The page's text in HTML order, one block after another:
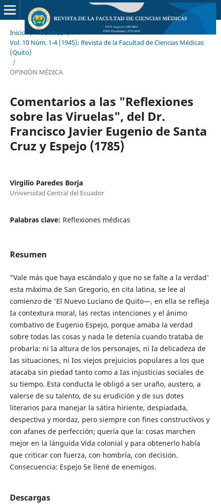
Inicio / Archivos /
Vol. 10 Núm. 1-4 (1945): Revista de la Facultad de Ciencias Médicas
(Quito)
/
OPINIÓN MÉDICA
Comentarios a las "Reflexiones
sobre las Viruelas", del Dr.
Francisco Javier Eugenio de Santa
Cruz y Espejo (1785)
Virgilio Paredes Borja
Universidad Central del Ecuador
Palabras clave: Reflexiones médicas
Resumen
"Vale más que haya escándalo y que no se falte a la verdad'
esta máxima de San Gregorio, en cita latina, se lee al
comienzo de 'El Nuevo Luciano de Quito—, en ella se refleja
Ia contextura moral, las rectas intenciones y el ánimo
combativo de Eugenio Espejo, porque amaba la verdad
sobre todas las cosas y nada Ie detenía cuando trataba de
probarla: ni Ia altura de los personajes, ni Ia delicadeza de
Ias situaciones, ni Ios viejos prejuicios populares a los que
atacaba sin piedad tanto como a Ias injusticias sociales de
su tiempo. Esta conducta le obligó a ser uraño, austero, a
valerse de su talento, de su erudición y de sus dotes
literarios para manejar la sátira hiriente, despiadada,
despectiva y mordaz, pero siempre con fines constructivos y
con afanes de perfección; quería que la: cosas marchen
mejor en la lánguida Vida colonial y para obtenerlo había
que criticar con fuerza, con hombría, con decisión.
Consecuencia: Espejo 5e llené de enemigos.
Descargas